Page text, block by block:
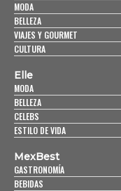
MODA
BELLEZA
VIAJES Y GOURMET
CULTURA
Elle
MODA
BELLEZA
CELEBS
ESTILO DE VIDA
MexBest
GASTRONOMÍA
BEBIDAS